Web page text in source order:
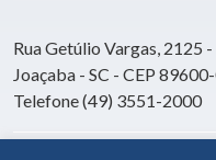
Rua Getúlio Vargas, 2125
Joaçaba - SC - CEP
Telefone (49) 3551-2000